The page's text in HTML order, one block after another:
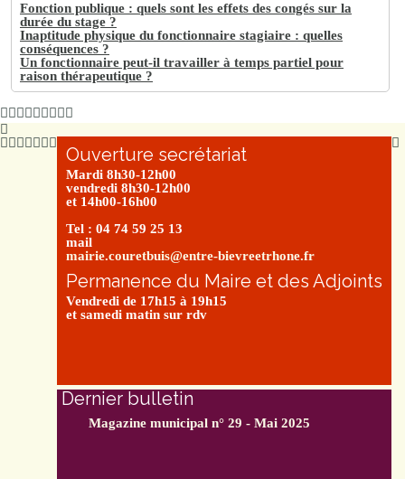
Fonction publique : quels sont les effets des congés sur la
durée du stage ?
Inaptitude physique du fonctionnaire stagiaire : quelles
conséquences ?
Un fonctionnaire peut-il travailler à temps partiel pour
raison thérapeutique ?
Ouverture secrétariat
Mardi 8h30-12h00
vendredi 8h30-12h00
et 14h00-16h00
Tel : 04 74 59 25 13
mail
mairie.couretbuis@entre-bievreetrhone.fr
Permanence du Maire et des Adjoints
Vendredi de 17h15 à 19h15
et samedi matin sur rdv
Dernier bulletin
Magazine municipal n° 29 - Mai 2025